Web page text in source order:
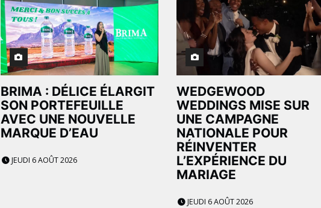
BRIMA : DÉLICE ÉLARGIT
SON PORTEFEUILLE
AVEC UNE NOUVELLE
MARQUE D’EAU
JEUDI 6 AOÛT 2026
WEDGEWOOD
WEDDINGS MISE SUR
UNE CAMPAGNE
NATIONALE POUR
RÉINVENTER
L’EXPÉRIENCE DU
MARIAGE
JEUDI 6 AOÛT 2026